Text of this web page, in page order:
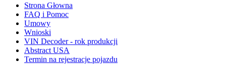
Strona Głowna
FAQ i Pomoc
Umowy
Wnioski
VIN Decoder - rok produkcji
Abstract USA
Termin na rejestracje pojazdu